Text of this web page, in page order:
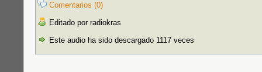
Comentarios (0)
Editado por radiokras
Este audio ha sido descargado 1117 veces